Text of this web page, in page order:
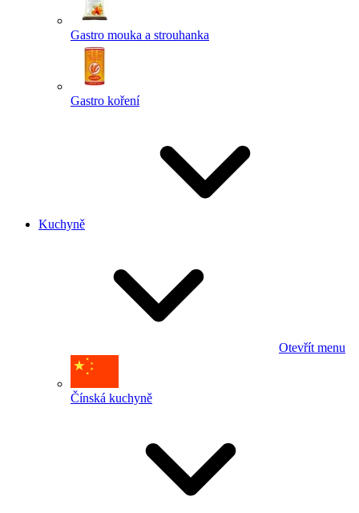
Gastro mouka a strouhanka
Gastro koření
Kuchyně
Otevřít menu
Čínská kuchyně